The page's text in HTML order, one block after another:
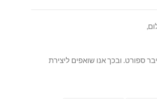
ספורט. ובכך אנו שואפים ליצירת